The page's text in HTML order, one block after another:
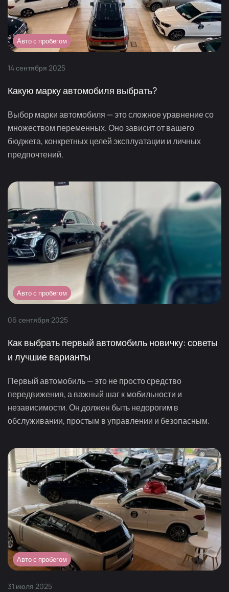
Авто с пробегом
14сентября 2025
Какую марку автомобиля выбрать?
Выбор марки автомобиля — это сложное уравнение со
множеством переменных. Оно зависит от вашего
бюджета, конкретных целей эксплуатации и личных
предпочтений.
Авто с пробегом
06 сентября 2025
Как выбрать первый автомобиль новичку: советы
и лучшие варианты
Первый автомобиль — это не просто средство
передвижения, а важный шаг к мобильности и
независимости. Он должен быть недорогим в
обслуживании, простым в управлении и безопасным.
Авто с пробегом
31 июля 2025